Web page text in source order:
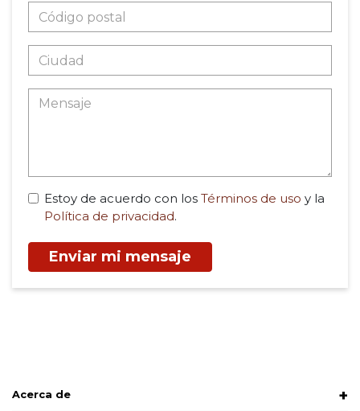
Estoy de acuerdo con los Términos de uso y la
Política de privacidad.
Enviar mi mensaje
Acerca de